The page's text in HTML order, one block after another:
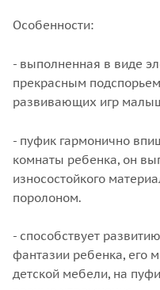
Особенности:
- выполненная в виде
прекрасным
развивающих игр
- пуфик гармонично
комнаты ребенка, он
износостойкого
поролоном.
- способствует
фантазии ребенка, его
детской мебели, на